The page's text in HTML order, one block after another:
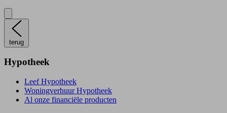
terug
Hypotheek
Leef Hypotheek
Woningverhuur Hypotheek
Al onze financiële producten